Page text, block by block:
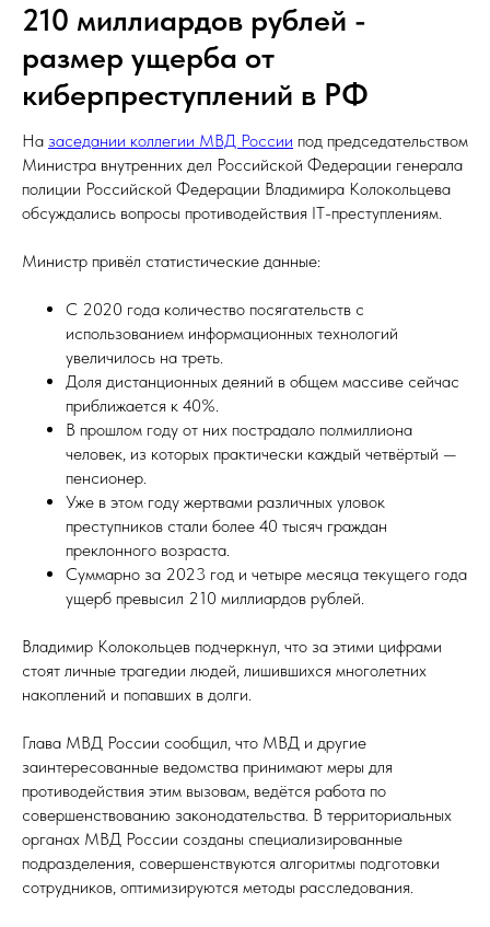
210 миллиардов рублей -
размер ущерба от
киберпреступлений в РФ
На заседании коллегии МВД России под председательством
Министра внутренних дел Российской Федерации генерала
полиции Российской Федерации Владимира Колокольцева
обсуждались вопросы противодействия IT-преступлениям.
Министр привёл статистические данные:
С 2020 года количество посягательств с
использованием информационных технологий
увеличилось на треть.
Доля дистанционных деяний в общем массиве сейчас
приближается к 40%.
В прошлом году от них пострадало полмиллиона
человек, из которых практически каждый четвёртый —
пенсионер.
Уже в этом году жертвами различных уловок
преступников стали более 40 тысяч граждан
преклонного возраста.
Суммарно за 2023 год и четыре месяца текущего года
ущерб превысил 210 миллиардов рублей.
Владимир Колокольцев подчеркнул, что за этими цифрами
стоят личные трагедии людей, лишившихся многолетних
накоплений и попавших в долги.
Глава МВД России сообщил, что МВД и другие
заинтересованные ведомства принимают меры для
противодействия этим вызовам, ведётся работа по
совершенствованию законодательства. В территориальных
органах МВД России созданы специализированные
подразделения, совершенствуются алгоритмы подготовки
сотрудников, оптимизируются методы расследования.